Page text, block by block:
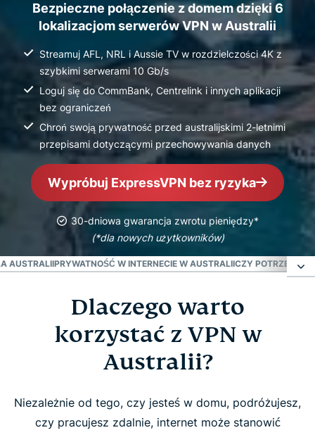
Bezpieczne połączenie z domem dzięki 6
lokalizacjom serwerów VPN w Australii
Streamuj AFL, NRL i Aussie TV w rozdzielczości 4K z
szybkimi serwerami 10 Gb/s
Loguj się do CommBank, Centrelink i innych aplikacji
bez ograniczeń
Chroń swoją prywatność przed australijskimi 2-letnimi
przepisami dotyczącymi przechowywania danych
Wypróbuj ExpressVPN bez ryzyka
30-dniowa gwarancja zwrotu pieniędzy*
(*dla nowych użytkowników)
AUSTRALIIPRYWATNOŚĆ W INTERNECIE W AUSTRALIICZY
Dlaczego warto korzystać z VPN w Australii?
Dlaczego warto wybrać ExpressVPN dla Australii?
krokach
Dlaczego warto
korzystać z VPN w
Australii?
Niezależnie od tego, czy jesteś w domu, podróżujesz,
czy pracujesz zdalnie, internet może stanowić